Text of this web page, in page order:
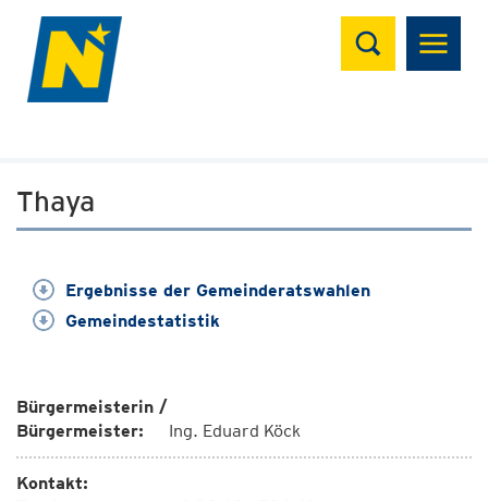
Suchen
Thaya
Ergebnisse der Gemeinderatswahlen
Gemeindestatistik
Bürgermeisterin /
Bürgermeister:
Ing. Eduard Köck
Kontakt: